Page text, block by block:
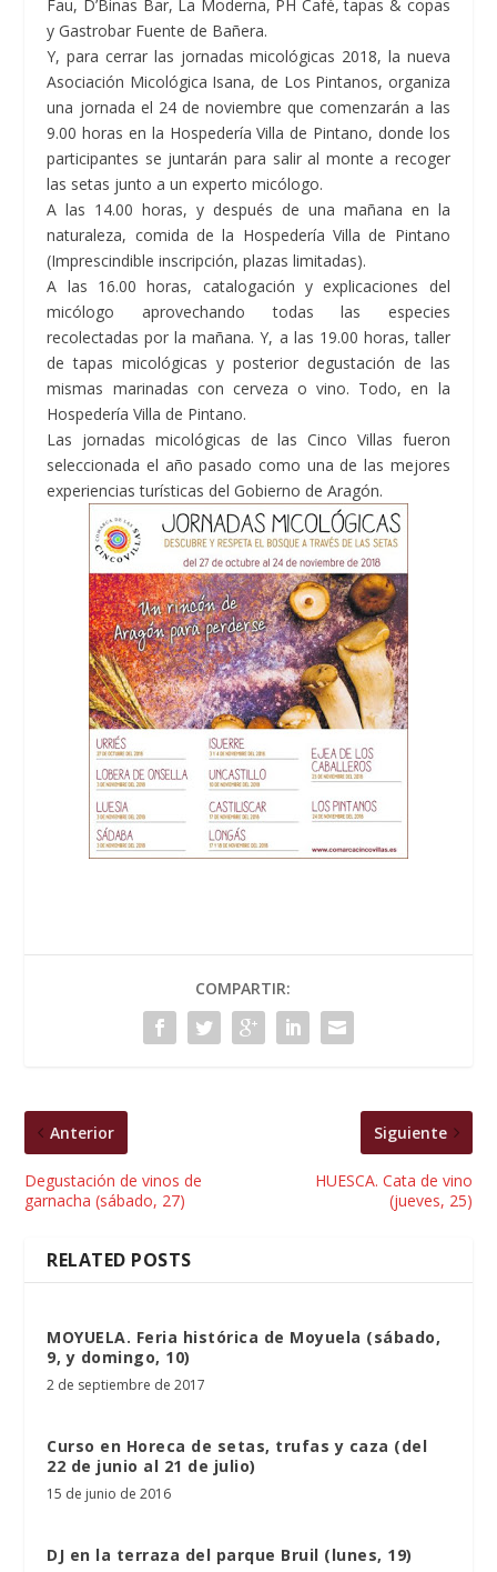
Fau, D’Binas Bar, La Moderna, PH Café, tapas & copas
y Gastrobar Fuente de Bañera.
Y, para cerrar las jornadas micológicas 2018, la nueva
Asociación Micológica Isana, de Los Pintanos, organiza
una jornada el 24 de noviembre que comenzarán a las
9.00 horas en la Hospedería Villa de Pintano, donde los
participantes se juntarán para salir al monte a recoger
las setas junto a un experto micólogo.
A las 14.00 horas, y después de una mañana en la
naturaleza, comida de la Hospedería Villa de Pintano
(Imprescindible inscripción, plazas limitadas).
A las 16.00 horas, catalogación y explicaciones del
micólogo aprovechando todas las especies
recolectadas por la mañana. Y, a las 19.00 horas, taller
de tapas micológicas y posterior degustación de las
mismas marinadas con cerveza o vino. Todo, en la
Hospedería Villa de Pintano.
Las jornadas micológicas de las Cinco Villas fueron
seleccionada el año pasado como una de las mejores
experiencias turísticas del Gobierno de Aragón.
COMPARTIR:
Anterior
Degustación de vinos de
garnacha (sábado, 27)
Siguiente
HUESCA. Cata de vino
(jueves, 25)
RELATED POSTS
MOYUELA. Feria histórica de Moyuela (sábado,
9, y domingo, 10)
2 de septiembre de 2017
Curso en Horeca de setas, trufas y caza (del
22 de junio al 21 de julio)
15 de junio de 2016
DJ en la terraza del parque Bruil (lunes, 19)